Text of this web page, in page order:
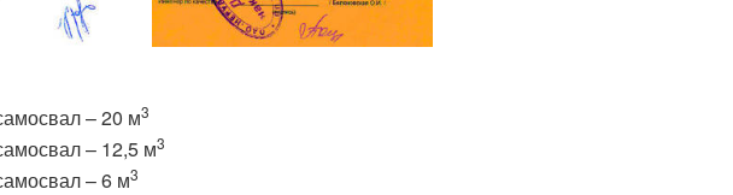
– 20 м3
– 12,5 м3
– 6 м3